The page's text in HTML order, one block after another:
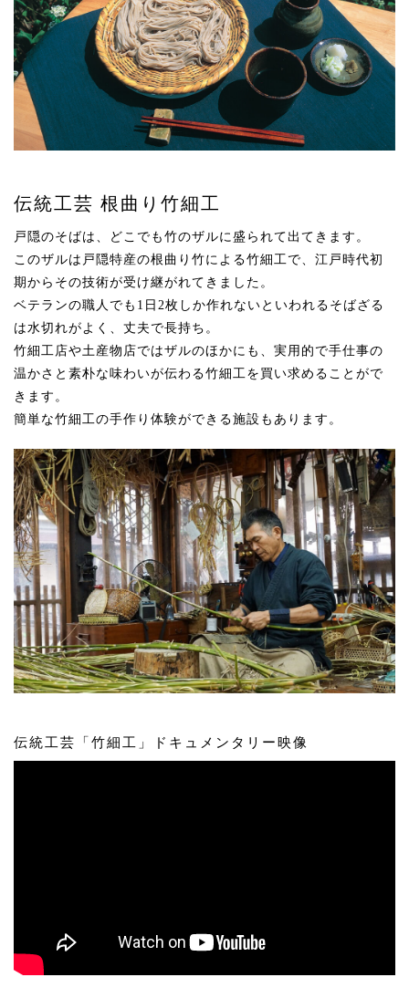
伝統工芸 根曲り竹細工
戸隠のそばは、どこでも竹のザルに盛られて出てきます。
このザルは戸隠特産の根曲り竹による竹細工で、 江戸時代初
期からその技術が受け継がれてきました。
ベテランの職人でも1日2枚しか作れないといわれる そばざる
は水切れがよく、丈夫で長持ち。
竹細工店や土産物店ではザルのほかにも、 実用的で手仕事の
温かさと素朴な味わいが伝わる竹細工を買い求めることがで
きます。
簡単な竹細工の手作り体験ができる施設もあります。
伝統工芸「竹細工」ドキュメンタリー映像